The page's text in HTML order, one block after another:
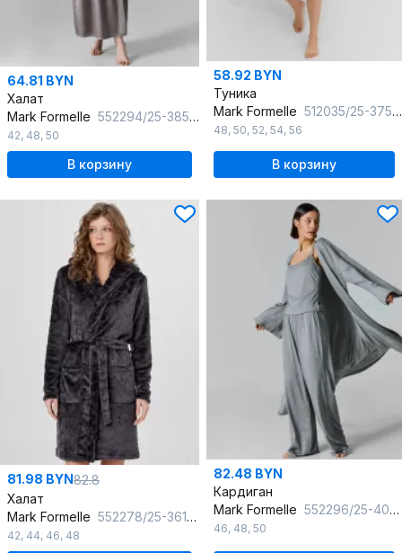
64.81 BYN
Халат
Mark Formelle 552294/25-38525Ц-9 серый_пепел
42, 48, 50
В корзину
58.92 BYN
Туника
Mark Formelle 512035/25-37525ПП-0 леопард_на_песочном
48, 50, 52, 54, 56
В корзину
81.98 BYN82.8
Халат
Mark Formelle 552278/25-36110ПП-15 серые_сердечки
42, 44, 46, 48
82.48 BYN
Кардиган
Mark Formelle 552296/25-40155Ц-8 средне_серый_меланж_4425_В
46, 48, 50